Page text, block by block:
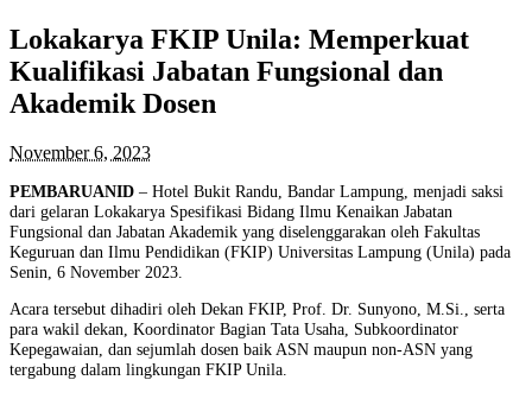
Lokakarya FKIP Unila: Memperkuat
Kualifikasi Jabatan Fungsional dan
Akademik Dosen
November 6, 2023
PEMBARUANID – Hotel Bukit Randu, Bandar Lampung, menjadi saksi
dari gelaran Lokakarya Spesifikasi Bidang Ilmu Kenaikan Jabatan
Fungsional dan Jabatan Akademik yang diselenggarakan oleh Fakultas
Keguruan dan Ilmu Pendidikan (FKIP) Universitas Lampung (Unila) pada
Senin, 6 November 2023.
Acara tersebut dihadiri oleh Dekan FKIP, Prof. Dr. Sunyono, M.Si., serta
para wakil dekan, Koordinator Bagian Tata Usaha, Subkoordinator
Kepegawaian, dan sejumlah dosen baik ASN maupun non-ASN yang
tergabung dalam lingkungan FKIP Unila.